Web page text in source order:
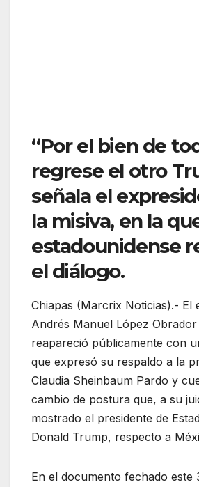
“Por el bien de
regrese el otro
señala el
la misiva, en la
estadounidense
el diálogo.
Chiapas (Marcrix Noticias).- El
Andrés Manuel López
reapareció públicamente con
que expresó su respaldo a la
Claudia Sheinbaum Pardo y
cambio de postura que, a su
mostrado el presidente de
Donald Trump, respecto a
En el documento fechado este